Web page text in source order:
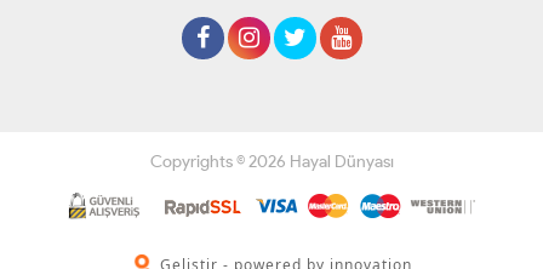
Copyrights © 2026 Hayal Dünyası
Geliştir - powered by innovation